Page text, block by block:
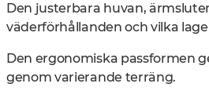
Den justerbara huvan,
väderförhållanden och vilka
Den ergonomiska passformen
genom varierande terräng.